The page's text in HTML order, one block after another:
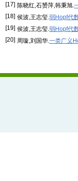
[17] 陈晓红,石赟萍,韩秉旭.
[18] 侯波,王志玺.弱Hopf代
[19] 侯波,王志玺.弱Hopf代
[20] 周璇,刘国华.一类广义